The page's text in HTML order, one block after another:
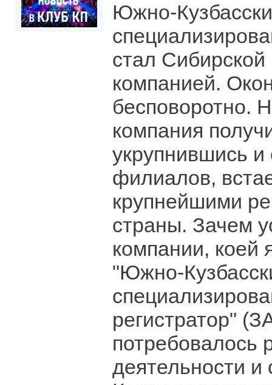
Южно-
стал Сибирской
компанией.
бесповоротно.
компания
укрупнившись и
филиалов,
крупнейшими
страны. Зачем
компании, коей
"Южно-
регистратор"
потребовалось
деятельности